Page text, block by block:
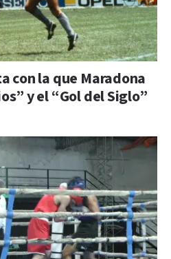
con la que Maradona
y el “Gol del Siglo”